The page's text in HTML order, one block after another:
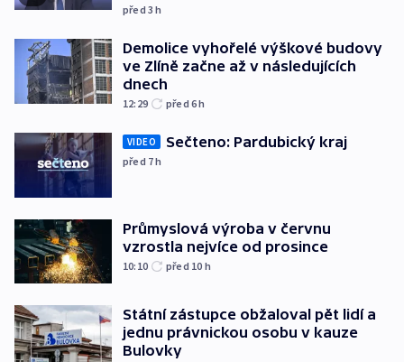
před 3h
Demolice vyhořelé výškové budovy
ve Zlíně začne až v následujících
dnech
12:29 před 6h
VIDEO Sečteno: Pardubický kraj
před 7h
Průmyslová výroba v červnu
vzrostla nejvíce od prosince
10:10 před 10 h
Státní zástupce obžaloval pět lidí a
jednu právnickou osobu v kauze
Bulovky